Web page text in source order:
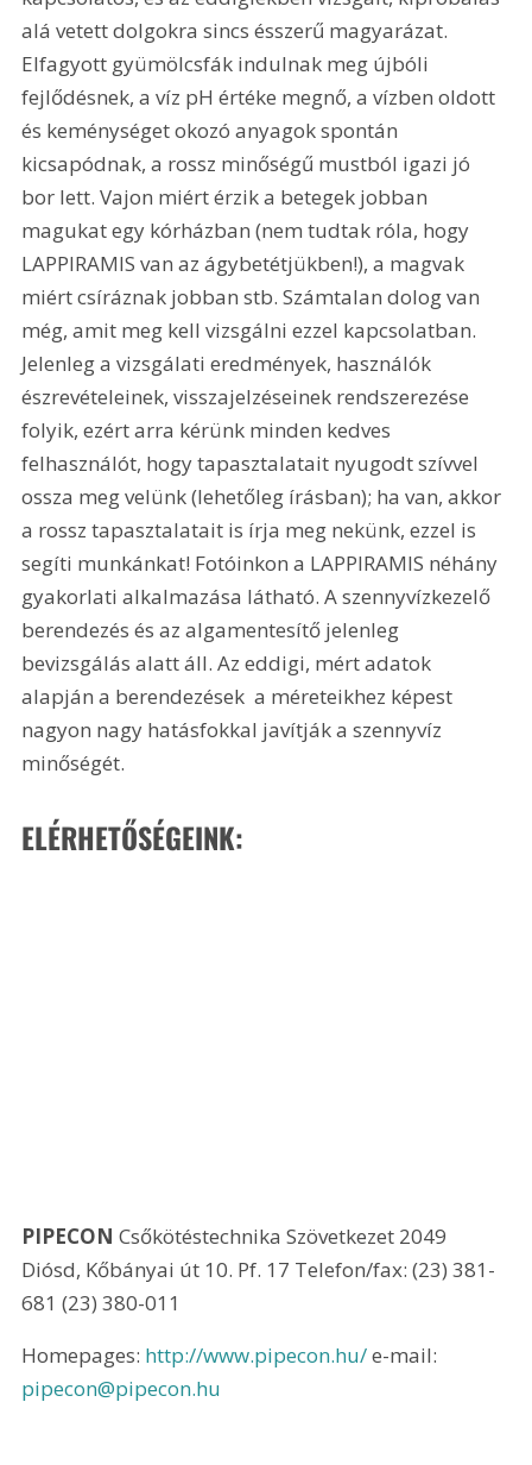
alá vetett dolgokra sincs ésszerű magyarázat.
Elfagyott gyümölcsfák indulnak meg újbóli
fejlődésnek, a víz pH értéke megnő, a vízben oldott
és keménységet okozó anyagok spontán
kicsapódnak, a rossz minőségű mustból igazi jó
bor lett. Vajon miért érzik a betegek jobban
magukat egy kórházban (nem tudtak róla, hogy
LAPPIRAMIS van az ágybetétjükben!), a magvak
miért csíráznak jobban stb. Számtalan dolog van
még, amit meg kell vizsgálni ezzel kapcsolatban.
Jelenleg a vizsgálati eredmények, használók
észrevételeinek, visszajelzéseinek rendszerezése
folyik, ezért arra kérünk minden kedves
felhasználót, hogy tapasztalatait nyugodt szívvel
ossza meg velünk (lehetőleg írásban); ha van, akkor
a rossz tapasztalatait is írja meg nekünk, ezzel is
segíti munkánkat! Fotóinkon a LAPPIRAMIS néhány
gyakorlati alkalmazása látható. A szennyvízkezelő
berendezés és az algamentesítő jelenleg
bevizsgálás alatt áll. Az eddigi, mért adatok
alapján a berendezések  a méreteikhez képest 
nagyon nagy hatásfokkal javítják a szennyvíz
minőségét.
ELÉRHETŐSÉGEINK:
PIPECON Csőkötéstechnika Szövetkezet 2049
Diósd, Kőbányai út 10. Pf. 17 Telefon/fax: (23) 381-
681 (23) 380-011
Homepages: http://www.pipecon.hu/ e-mail:
pipecon@pipecon.hu